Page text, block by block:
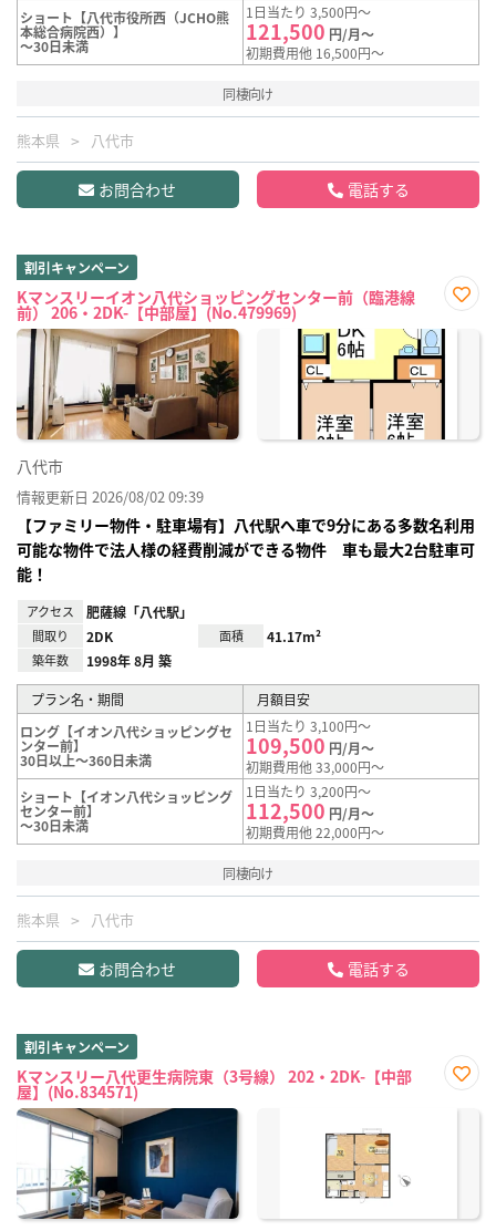
ショート【八代市役所西（JCHO熊
本総合病院西）】
～30日未満
1日当たり 3,500円～
121,500 円/月～
初期費用他 16,500円～
同棲向け
熊本県 八代市
お問合わせ 電話する
割引キャンペーン
Kマンスリーイオン八代ショッピングセンター前（臨港線
前） 206・2DK-【中部屋】(No.479969)
に入
八代市
情報更新日 2026/08/02 09:39
【ファミリー物件・駐車場有】八代駅へ車で9分にある多数名利用
可能な物件で法人様の経費削減ができる物件 車も最大2台駐車可
能！
アクセス 肥薩線「八代駅」
間取り 2DK 面積 41.17m²
築年数 1998年 8月 築
プラン名・期間
月額目安
ロング【イオン八代ショッピングセ
ンター前】
30日以上～360日未満
1日当たり 3,100円～
109,500 円/月～
初期費用他 33,000円～
ショート【イオン八代ショッピング
センター前】
～30日未満
1日当たり 3,200円～
112,500 円/月～
初期費用他 22,000円～
同棲向け
熊本県 八代市
お問合わせ 電話する
割引キャンペーン
Kマンスリー八代更生病院東（3号線） 202・2DK-【中部
屋】(No.834571)
に入